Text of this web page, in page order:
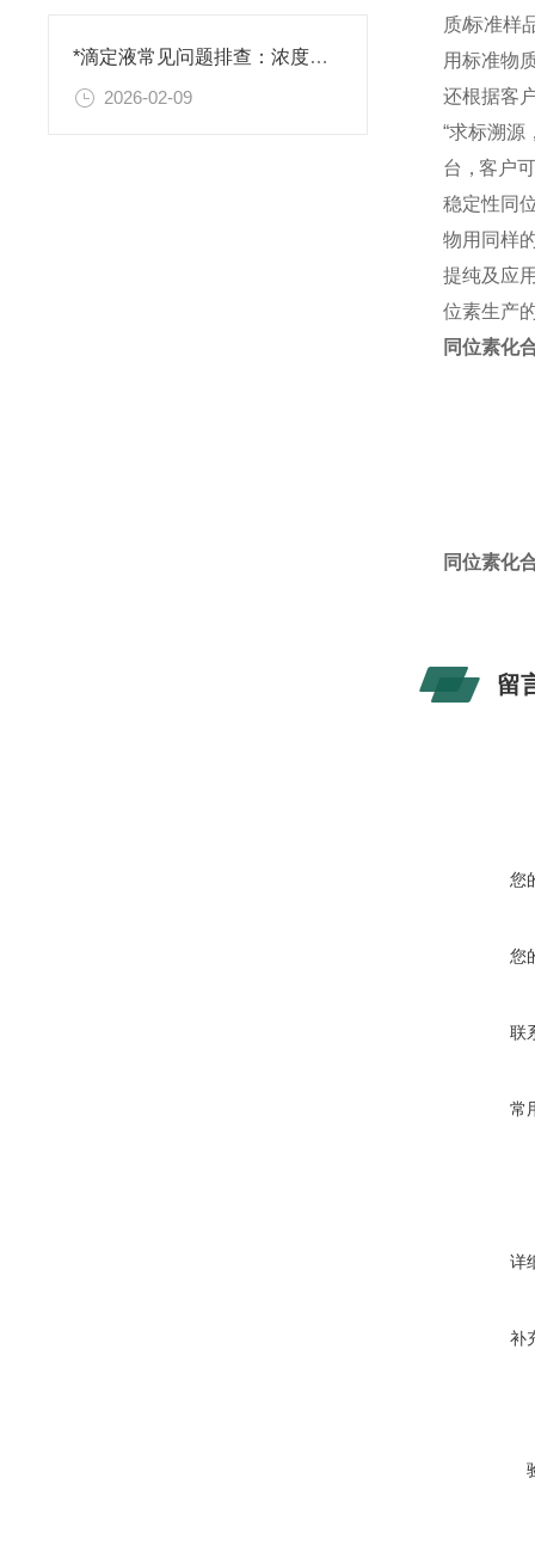
*滴定液常见问题排查：浓度不准、终点判断失误的原因与对策
2026-02-09
质/标 准 样
用 标 准 物
还 根 据 客
“ 求 标 溯 源
台 ，客 户
稳定性同
物用同样
提纯及应
位素生产
同位素化
同位素化
留
您
您
联
常
详
补